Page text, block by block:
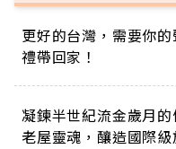
更好的台灣，需要你
禮帶回家！
凝鍊半世紀流金歲月
老屋靈魂，釀造國際